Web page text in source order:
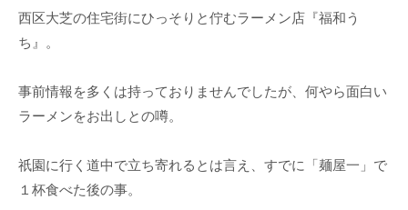
西区大芝の住宅街にひっそりと佇むラーメン店『福和う
ち』。
事前情報を多くは持っておりませんでしたが、何やら面白い
ラーメンをお出しとの噂。
祇園に行く道中で立ち寄れるとは言え、すでに「麺屋一」で
１杯食べた後の事。